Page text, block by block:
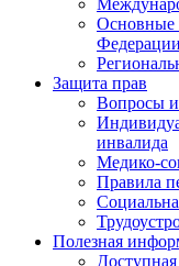
Основные
Федерации
Защита прав
Вопросы
инвалида
Медико-
Правила
Полезная
Доступная